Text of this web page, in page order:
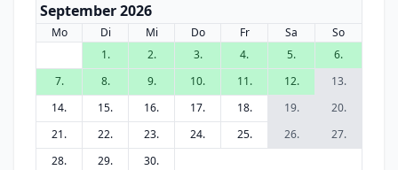
September 2026
Mo Di Mi Do Fr Sa
So
1.
2. 3. 4. 5.
6.
7.
8. 9. 10. 11. 12.
13.
14.
15. 16. 17. 18. 19.
20.
21.
22. 23. 24. 25. 26.
27.
28.
29. 30.